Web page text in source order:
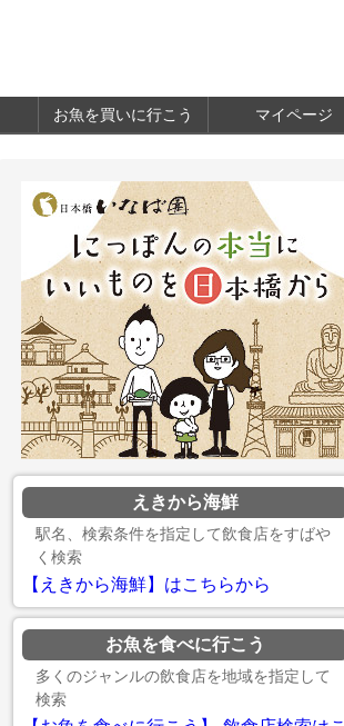
お魚を買いに行こう マイページ
えきから海鮮
駅名、検索条件を指定して飲食店をすばや
く検索
【えきから海鮮】はこちらから
お魚を食べに行こう
多くのジャンルの飲食店を地域を指定して
検索